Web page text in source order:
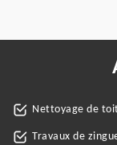
Nettoyage de
Travaux de